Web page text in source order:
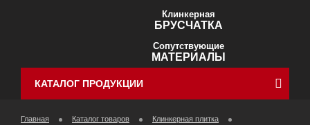
КАТАЛОГ ПРОДУКЦИИ
Клинкерная
БРУСЧАТКА
Сопутствующие
МАТЕРИАЛЫ
Главная Каталог товаров
Клинкерная плитка